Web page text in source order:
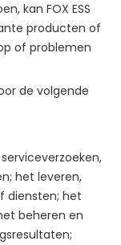
kan FOX ESS
producten of
of problemen
de volgende
het leveren,
diensten; het
beheren en